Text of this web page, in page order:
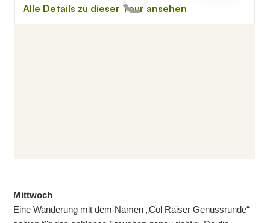
Mittwoch
Eine Wanderung mit dem Namen „Col Raiser Genussrunde“